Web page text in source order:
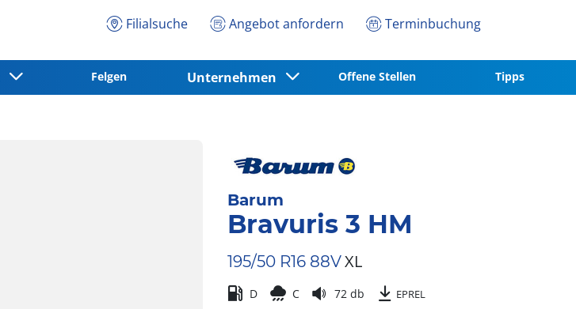
Filialsuche Angebot anfordern Terminbuchung
Felgen Unternehmen Offene Stellen Tipps
Barum
Bravuris 3 HM
195/50 R16 88VXL
D C 72 db EPREL